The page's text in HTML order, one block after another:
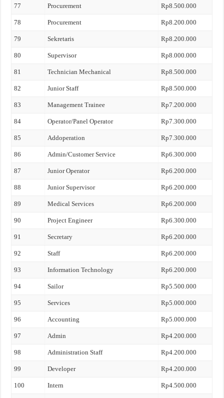
77 Procurement Rp8.500.000
78 Procurement Rp8.200.000
79 Sekretaris Rp8.200.000
80 Supervisor Rp8.000.000
81 Technician Mechanical Rp8.500.000
82 Junior Staff Rp8.500.000
83 Management Trainee Rp7.200.000
84 Operator/Panel Operator Rp7.300.000
85 Addoperation Rp7.300.000
86 Admin/Customer Service Rp6.300.000
87 Junior Operator Rp6.200.000
88 Junior Supervisor Rp6.200.000
89 Medical Services Rp6.200.000
90 Project Engineer Rp6.300.000
91 Secretary Rp6.200.000
92 Staff Rp6.200.000
93 Information Technology Rp6.200.000
94 Sailor Rp5.500.000
95 Services Rp5.000.000
96 Accounting Rp5.000.000
97 Admin Rp4.200.000
98 Administration Staff Rp4.200.000
99 Developer Rp4.200.000
100 Intern Rp4.500.000